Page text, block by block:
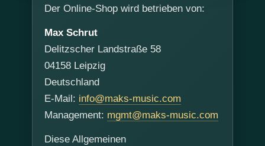
Der Online-Shop wird betrieben von:
Max Schrut
Delitzscher Landstraße 58
04158 Leipzig
Deutschland
E-Mail: info@maks-music.com
Management: mgmt@maks-music.com
Diese Allgemeinen